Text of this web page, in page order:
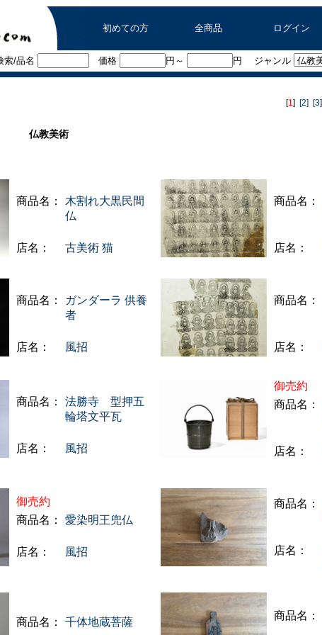
初めての方 全商品 ログイン
/品名 価格 円～ 円 ジャンル
[1] [2] [3]
仏教美術
商品名：
木割れ大黒民間
仏
店名： 古美術 猫
商品名：
店名：
商品名：
ガンダーラ 供養
者
店名： 風招
商品名：
店名：
商品名：
法勝寺 型押五
輪塔文平瓦
店名： 風招
御売約
商品名：
店名：
御売約
商品名：
愛染明王兜仏
店名： 風招
商品名：
店名：
商品名： 千体地蔵菩薩
商品名：